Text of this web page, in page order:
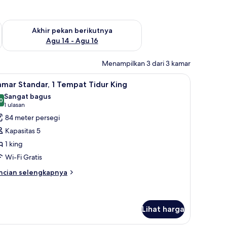
Agu 7 - Agu 9
Akhir pekan berikutnya
Agu 14 - Agu 16
Periksa ketersediaan untuk akhir pekan berikutnya Agu 14 -
Menampilkan 3 dari 3 kamar
dan setrika/meja setrika Brankas, meja kerja, tirai kedap cahaya, dan
4 Standar, 1 Tempat Tidur King
dari 10
Sangat bagus
1 ulasan
(1
ulasan)
84 meter persegi
Kapasitas 5
1 king
Wi-Fi Gratis
selengkapnya
Lihat harga